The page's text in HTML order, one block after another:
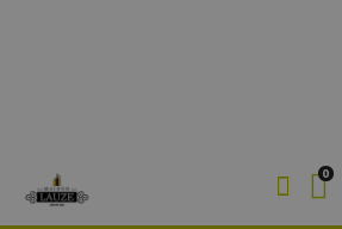
0